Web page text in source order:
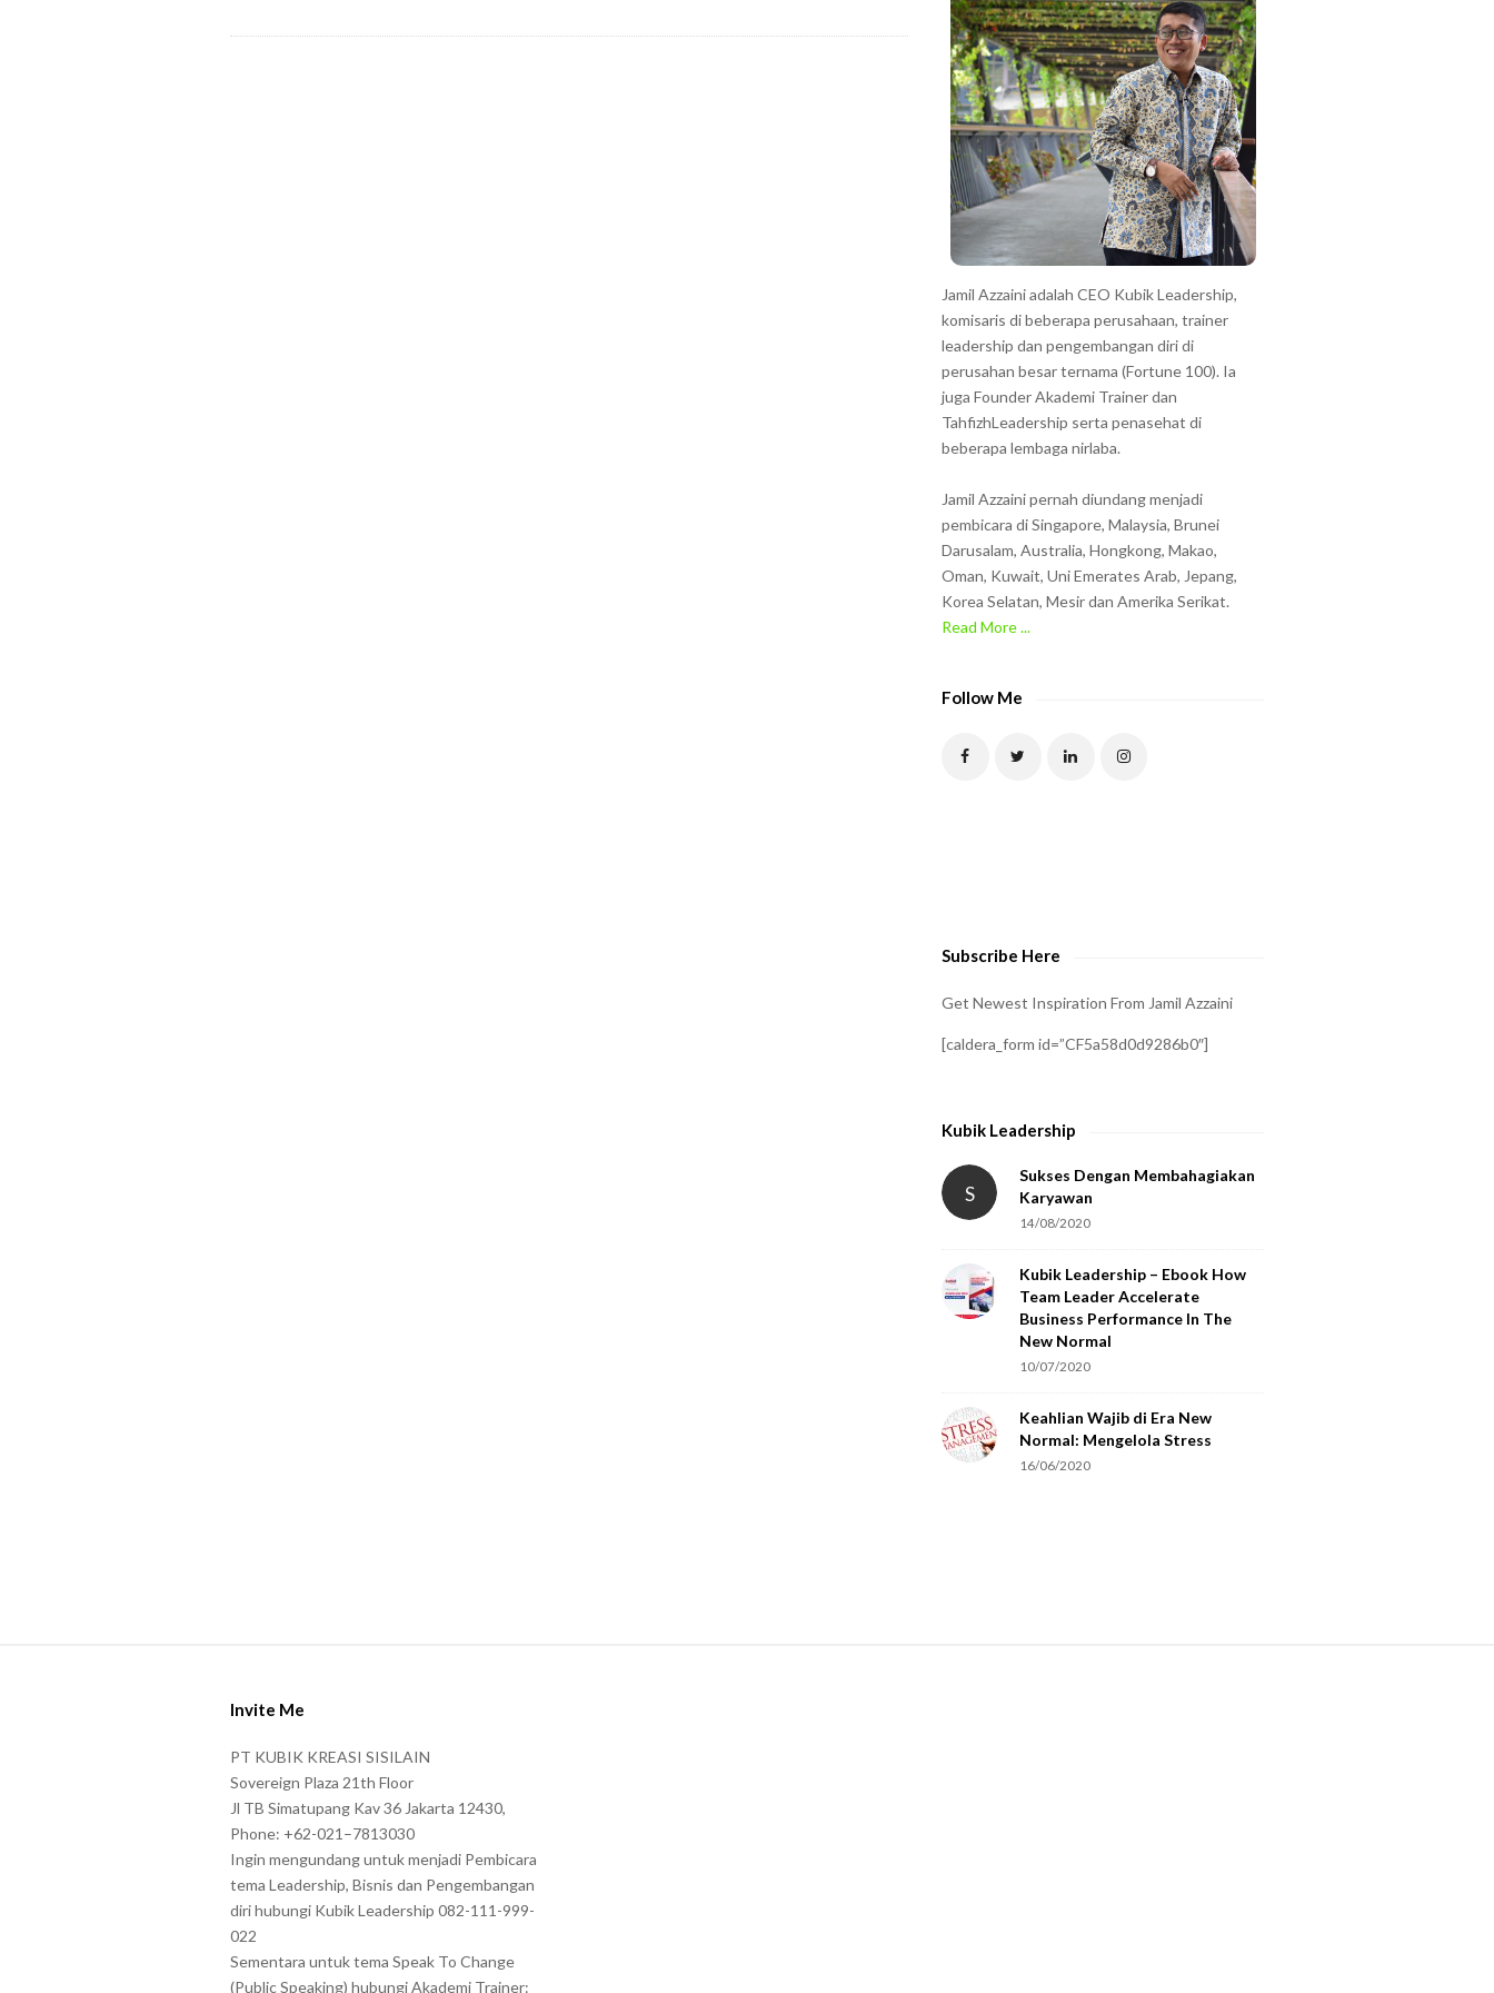
Jamil Azzaini adalah CEO Kubik Leadership,
komisaris di beberapa perusahaan, trainer
leadership dan pengembangan diri di
perusahan besar ternama (Fortune 100). Ia
juga Founder Akademi Trainer dan
TahfizhLeadership serta penasehat di
beberapa lembaga nirlaba.
Jamil Azzaini pernah diundang menjadi
pembicara di Singapore, Malaysia, Brunei
Darusalam, Australia, Hongkong, Makao,
Oman, Kuwait, Uni Emerates Arab, Jepang,
Korea Selatan, Mesir dan Amerika Serikat.
Read More ...
Follow Me
Subscribe Here
Get Newest Inspiration From Jamil Azzaini
[caldera_form id=”CF5a58d0d9286b0″]
Kubik Leadership
S
Sukses Dengan Membahagiakan
Karyawan
14/08/2020
Kubik Leadership – Ebook How
Team Leader Accelerate
Business Performance In The
New Normal
10/07/2020
Keahlian Wajib di Era New
Normal: Mengelola Stress
16/06/2020
Invite Me
PT KUBIK KREASI SISILAIN
Sovereign Plaza 21th Floor
Jl TB Simatupang Kav 36 Jakarta 12430,
Phone: +62-021–7813030
Ingin mengundang untuk menjadi Pembicara
tema Leadership, Bisnis dan Pengembangan
diri hubungi Kubik Leadership 082-111-999-
022
Sementara untuk tema Speak To Change
(Public Speaking) hubungi Akademi Trainer: